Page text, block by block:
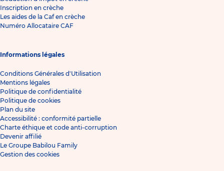
Inscription en crèche
Les aides de la Caf en crèche
Numéro Allocataire CAF
Informations légales
Conditions Générales d'Utilisation
Mentions légales
Politique de confidentialité
Politique de cookies
Plan du site
Accessibilité : conformité partielle
Charte éthique et code anti-corruption
Devenir affilié
Le Groupe Babilou Family
Gestion des cookies